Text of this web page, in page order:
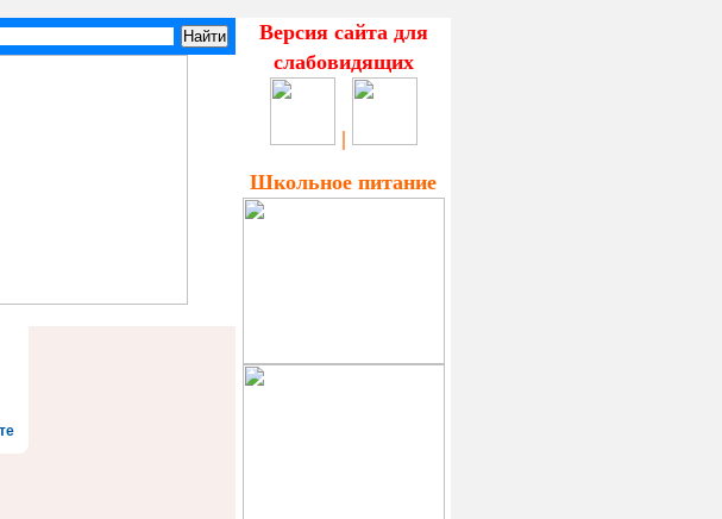
Версия сайта для
слабовидящих
|
Школьное питание